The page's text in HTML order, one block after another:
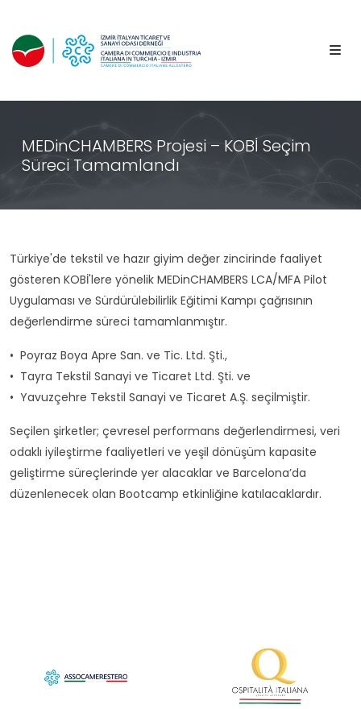
MEDinCHAMBERS Projesi – KOBİ Seçim
Süreci Tamamlandı
Türkiye'de tekstil ve hazır giyim değer zincirinde faaliyet
gösteren KOBİ'lere yönelik MEDinCHAMBERS LCA/MFA Pilot
Uygulaması ve Sürdürülebilirlik Eğitimi Kampı çağrısının
değerlendirme süreci tamamlanmıştır.
•⁠ ⁠Poyraz Boya Apre San. ve Tic. Ltd. Şti.,
•⁠ ⁠Tayra Tekstil Sanayi ve Ticaret Ltd. Şti. ve
•⁠ ⁠Yavuzçehre Tekstil Sanayi ve Ticaret A.Ş. seçilmiştir.
Seçilen şirketler; çevresel performans değerlendirmesi, veri
odaklı iyileştirme faaliyetleri ve yeşil dönüşüm kapasite
geliştirme süreçlerinde yer alacaklar ve Barcelona’da
düzenlenecek olan Bootcamp etkinliğine katılacaklardır.